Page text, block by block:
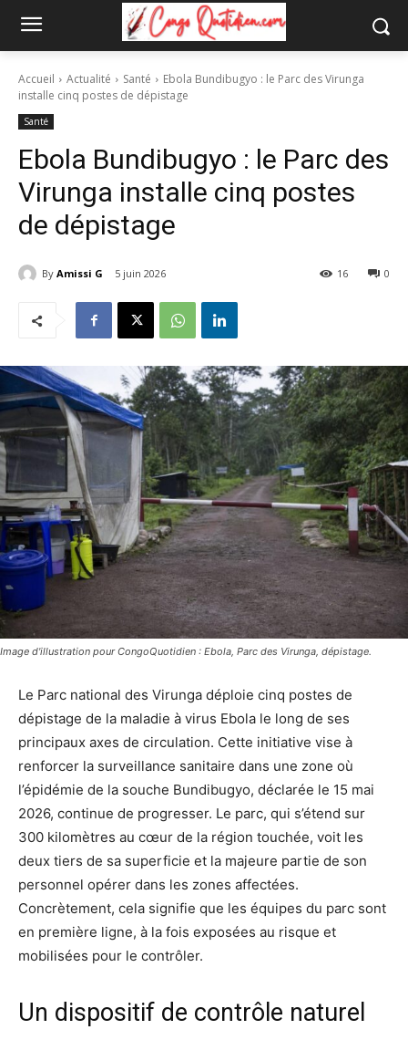
Accueil Actualité Santé
Ebola Bundibugyo : le Parc des Virunga
installe cinq postes de dépistage
Santé
Ebola Bundibugyo : le Parc des
Virunga installe cinq postes
de dépistage
By Amissi G 5 juin 2026 0
16
Image d'illustration pour CongoQuotidien : Ebola, Parc des Virunga, dépistage.
Le Parc national des Virunga déploie cinq postes de
dépistage de la maladie à virus Ebola le long de ses
principaux axes de circulation. Cette initiative vise à
renforcer la surveillance sanitaire dans une zone où
l’épidémie de la souche Bundibugyo, déclarée le 15 mai
2026, continue de progresser. Le parc, qui s’étend sur
300 kilomètres au cœur de la région touchée, voit les
deux tiers de sa superficie et la majeure partie de son
personnel opérer dans les zones affectées.
Concrètement, cela signifie que les équipes du parc sont
en première ligne, à la fois exposées au risque et
mobilisées pour le contrôler.
Un dispositif de contrôle naturel